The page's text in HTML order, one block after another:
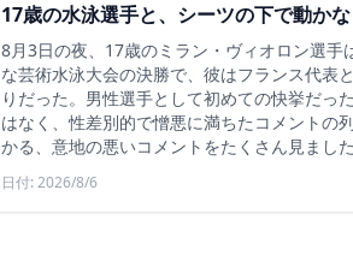
17歳の水泳選手と、シーツの下で動か
8月3日の夜、17歳のミラン・ヴィオロン選
な芸術水泳大会の決勝で、彼はフランス代表
りだった。男性選手として初めての快挙だっ
はなく、性差別的で憎悪に満ちたコメントの
かる、意地の悪いコメントをたくさん見まし
日付: 2026/8/6